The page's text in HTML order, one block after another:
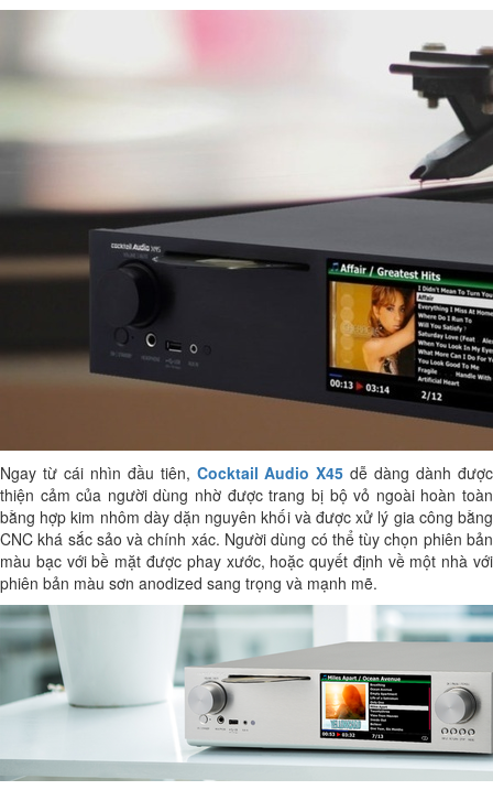
Ngay từ cái nhìn đầu tiên, Cocktail Audio X45 dễ dàng dành được
thiện cảm của người dùng nhờ được trang bị bộ vỏ ngoài hoàn toàn
bằng hợp kim nhôm dày dặn nguyên khối và được xử lý gia công bằng
CNC khá sắc sảo và chính xác. Người dùng có thể tùy chọn phiên bản
màu bạc với bề mặt được phay xước, hoặc quyết định về một nhà với
phiên bản màu sơn anodized sang trọng và mạnh mẽ.